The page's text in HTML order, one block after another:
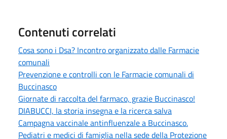
Contenuti correlati
Cosa sono i Dsa? Incontro organizzato dalle Farmacie
comunali
Prevenzione e controlli con le Farmacie comunali di
Buccinasco
Giornate di raccolta del farmaco, grazie Buccinasco!
DIABUCCI, la storia insegna e la ricerca salva
Campagna vaccinale antinfluenzale a Buccinasco.
Pediatri e medici di famiglia nella sede della Protezione